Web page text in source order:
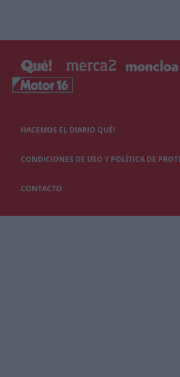
HACEMOS EL DIARIO QUÉ!
CONDICIONES DE USO Y POLÍTICA DE
CONTACTO